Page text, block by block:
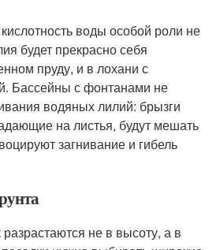
воды особой роли не
будет прекрасно себя
пруду, и в лохани с
Бассейны с фонтанами не
водяных лилий: брызги
на листья, будут мешать
загнивание и гибель
не в высоту, а в